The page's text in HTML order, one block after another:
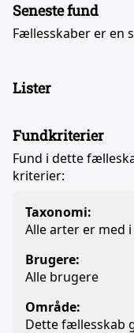
Seneste fund
Fællesskaber er en
Lister
Fundkriterier
Fund i dette
kriterier:
Taxonomi:
Alle arter er med
Brugere:
Alle brugere
Område:
Dette fællesskab